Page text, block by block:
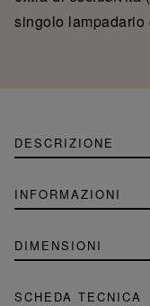
singolo
DESCRIZIONE
INFORMAZIONI
DIMENSIONI
SCHEDA TECNICA